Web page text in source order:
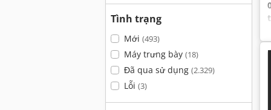
Tình trạng
Mới (493)
Máy trưng bày (18)
Đã qua sử dụng (2.329)
Lỗi (3)